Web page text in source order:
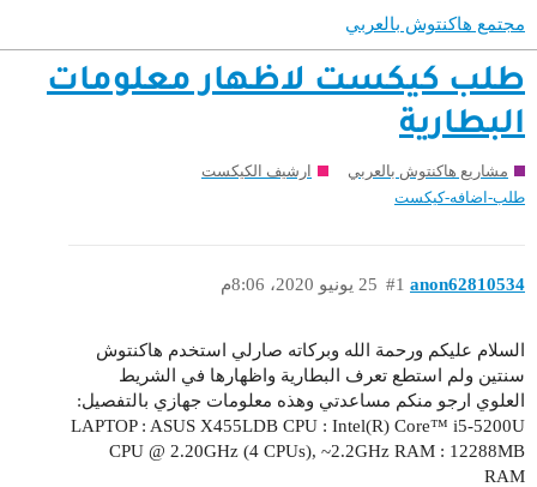
مجتمع هاكنتوش بالعربي
طلب كيكست لاظهار معلومات
البطارية
مشاريع هاكنتوش بالعربي
ارشيف الكيكست
طلب-اضافه-كيكست
anon62810534 25 يونيو 2020، 8:06م #1
السلام عليكم ورحمة الله وبركاته صارلي استخدم هاكنتوش
سنتين ولم استطع تعرف البطارية واظهارها في الشريط
العلوي ارجو منكم مساعدتي وهذه معلومات جهازي بالتفصيل:
LAPTOP : ASUS X455LDB CPU : Intel(R) Core™ i5-5200U
CPU @ 2.20GHz (4 CPUs), ~2.2GHz RAM : 12288MB
RAM